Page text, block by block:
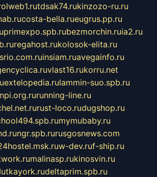
tdsak74.rukinzozo-ru.ru
costa-bella.rueugrus.pp.ru
primexpo.spb.rubezmorchin.ruia2.ru
regahost.rukolosok-elita.ru
insiam.ruavegainfo.ru
vlast16.rukorru.net
extelopedia.rulammin-suo.spb.ru
running-line.ru
rust-loco.rudugshop.ru
mymubaby.ru
ngr.spb.rurusgosnews.com
w-dev.ruf-ship.ru
malinasp.rukinosvin.ru
deltaprim.spb.ru